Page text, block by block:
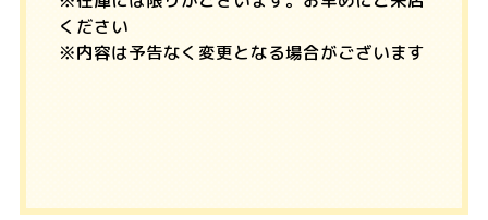
ください
※内容は予告なく変更となる場合がございます